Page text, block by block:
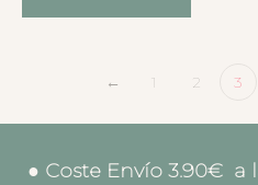
← 1 2 3
● Coste Envío